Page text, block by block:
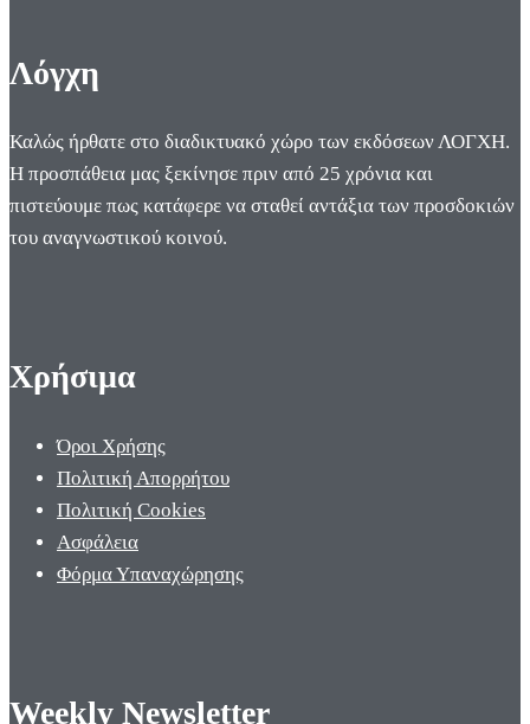
Λόγχη
Καλώς ήρθατε στο διαδικτυακό χώρο των εκδόσεων ΛΟΓΧΗ.
Η προσπάθεια μας ξεκίνησε πριν από 25 χρόνια και
πιστεύουμε πως κατάφερε να σταθεί αντάξια των προσδοκιών
του αναγνωστικού κοινού.
Χρήσιμα
Όροι Χρήσης
Πολιτική Απορρήτου
Πολιτική Cookies
Ασφάλεια
Φόρμα Υπαναχώρησης
Weekly Newsletter